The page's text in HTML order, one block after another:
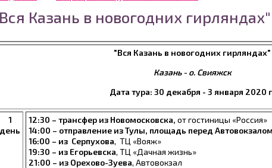
Казань в новогодних гирляндах"
"Вся Казань в новогодних гирляндах"
Казань - о. Свияжск
Дата тура: 30 декабря - 3 января 2020
1
день
12:30 – трансфер из Новомосковска, от гостиницы «Россия»
14:00 – отправление из Тулы, площадь перед Автовокзалом
16:00 – из Серпухова, ТЦ «Вояж»
19:30 – из Егорьевска, ТЦ «Дачная жизнь»
21:00 – из Орехово-Зуева, Автовокзал